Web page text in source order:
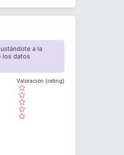
a la
los datos
( )
( )
( )
( )
( )
Valoración (rating)